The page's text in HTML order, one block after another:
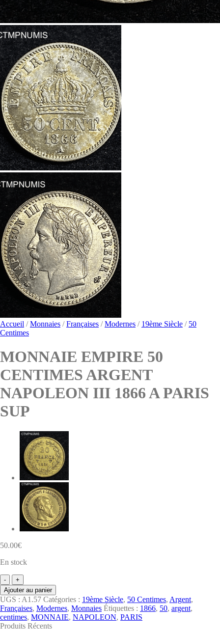
Accueil / Monnaies / Françaises / Modernes / 19ème Siècle / 50
Centimes
MONNAIE EMPIRE 50
CENTIMES ARGENT
NAPOLEON III 1866 A PARIS
SUP
50.00€
En stock
quantité
de
MONNAIE
EMPIRE
50
CENTIMES
ARGENT
Ajouter au panier
UGS : A1.57 Catégories : 19ème Siècle, 50 Centimes, Argent,
Françaises, Modernes, Monnaies Étiquettes : 1866, 50, argent,
centimes, MONNAIE, NAPOLEON, PARIS
Produits Récents